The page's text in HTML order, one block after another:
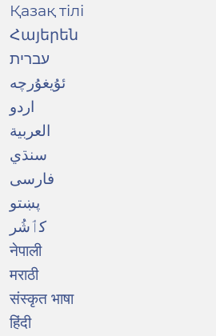
Қазақ тілі
Հայերեն
עברית
ئۇيغۇرچە
اردو
العربية
سنڌي
فارسی
پښتو
کٲشُر
नेपाली
मराठी
संस्कृत भाषा
हिंदी